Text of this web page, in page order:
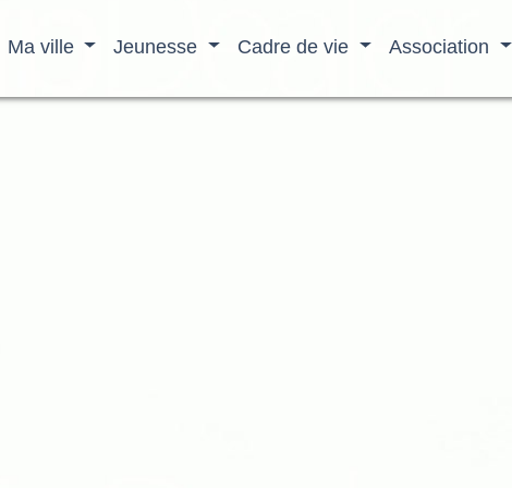
Ma ville Jeunesse Cadre de vie Association